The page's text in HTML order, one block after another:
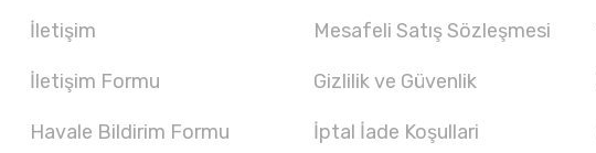
İletişim
İletişim Formu
Havale Bildirim Formu
Mesafeli Satış Sözleşmesi
Gizlilik ve Güvenlik
İptal İade Koşullari